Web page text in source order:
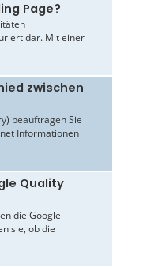
Page?
dar. Mit einer
zwischen
beauftragen Sie
Informationen
Quality
die Google-
sie, ob die